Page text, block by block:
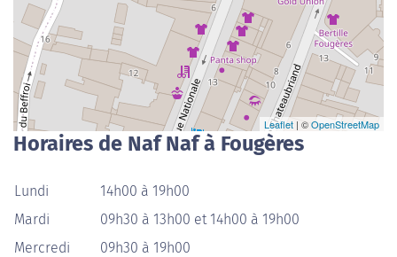
Leaflet | ©OpenStreetMap
Horaires de Naf Naf à Fougères
Lundi
14h00 à 19h00
Mardi
09h30 à 13h00 et 14h00 à 19h00
Mercredi
09h30 à 19h00